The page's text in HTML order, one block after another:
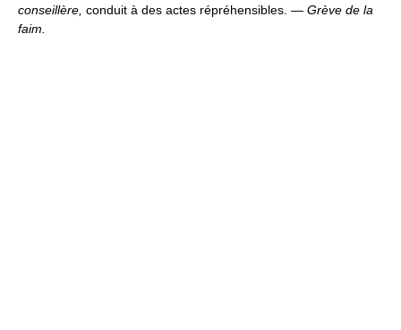
conseillère, conduit à des actes répréhensibles. — Grève de la
faim.